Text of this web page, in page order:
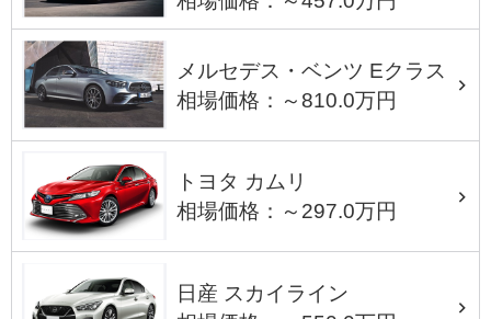
メルセデス・ベンツ Eクラス
相場価格：～810.0万円
トヨタ カムリ
相場価格：～297.0万円
日産 スカイライン